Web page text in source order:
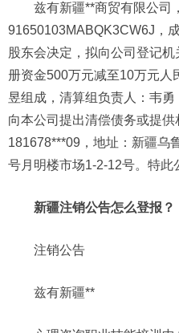
兹有新疆**商贸有限公司
91650103MABQK3CW6J，
股东会决定，拟向公司登记
册资金500万元减至10万元人
昱组成，清算组负责人：韦
向本公司提出清偿债务或提
181678***09，地址：新疆乌
号月明楼市场1-2-12号。特此
新疆注销公告怎么登报？
注销公告
兹有新疆**